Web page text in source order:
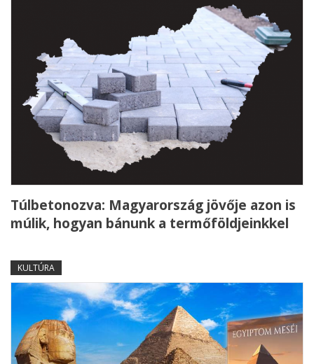
Túlbetonozva: Magyarország jövője azon is
múlik, hogyan bánunk a termőföldjeinkkel
KULTÚRA